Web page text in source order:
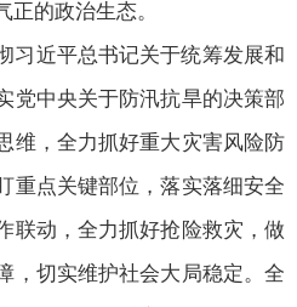
的政治生态。
习近平总书记关于统筹发展和
党中央关于防汛抗旱的决策部
维，全力抓好重大灾害风险防
重点关键部位，落实落细安全
联动，全力抓好抢险救灾，做
，切实维护社会大局稳定。全